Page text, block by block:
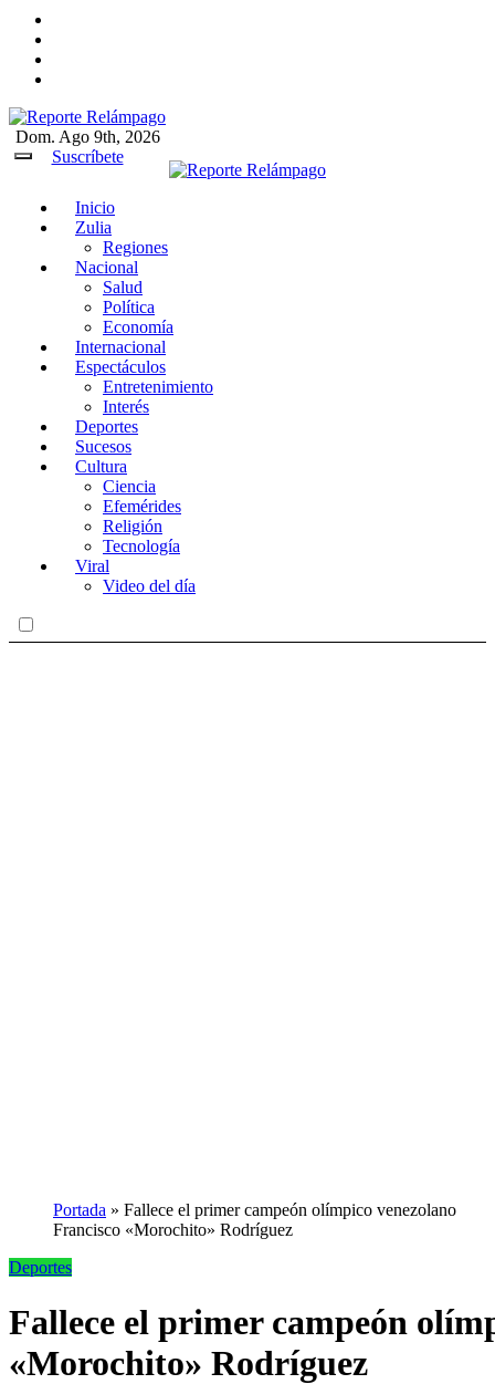
Reporte Relámpago
Claridad y rigor en cada noticia
Dom. Ago 9th, 2026
Suscríbete
Inicio
Zulia
Regiones
Nacional
Salud
Política
Economía
Internacional
Espectáculos
Entretenimiento
Interés
Deportes
Sucesos
Cultura
Ciencia
Efemérides
Religión
Tecnología
Viral
Video del día
Portada » Fallece el primer campeón olímpico venezolano
Francisco «Morochito» Rodríguez
Deportes
Fallece el primer campeón
«Morochito» Rodríguez